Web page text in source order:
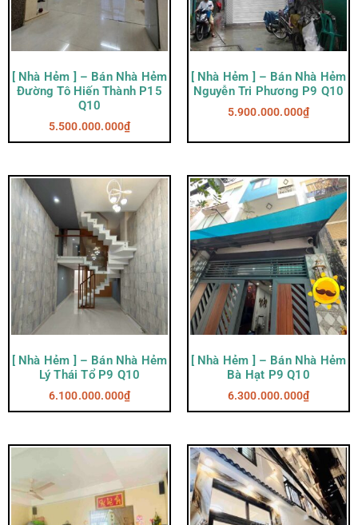
[ Nhà Hẻm ] – Bán Nhà Hẻm
Đường Tô Hiến Thành P15
Q10
5.500.000.000₫
[ Nhà Hẻm ] – Bán Nhà Hẻm
Nguyễn Tri Phương P9 Q10
5.900.000.000₫
[ Nhà Hẻm ] – Bán Nhà Hẻm
Lý Thái Tổ P9 Q10
6.100.000.000₫
[ Nhà Hẻm ] – Bán Nhà Hẻm
Bà Hạt P9 Q10
6.300.000.000₫